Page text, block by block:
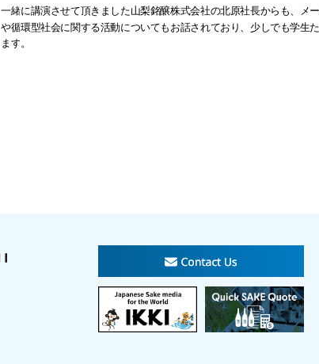
一緒に講演させて頂きました山梨銘醸株式会社の北原社長からも、メ
や循環型社会に関する活動についてもお話されており、少しでも学生
ます。